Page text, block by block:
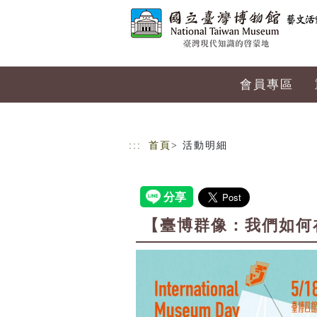
會員專區
::: 首頁 > 活動明細
【臺博群像：我們如